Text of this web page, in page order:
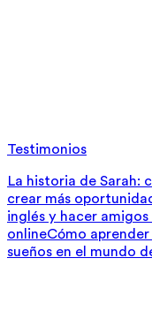
Testimonios
La historia de Sarah:
crear más
inglés y hacer
onlineCómo
sueños en el mundo